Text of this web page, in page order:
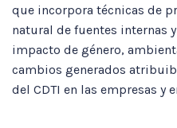
que incorpora técnicas de
natural de fuentes internas
impacto de género,
cambios generados
del CDTI en las empresas y